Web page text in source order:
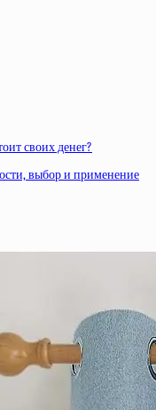
своих денег?
выбор и применение